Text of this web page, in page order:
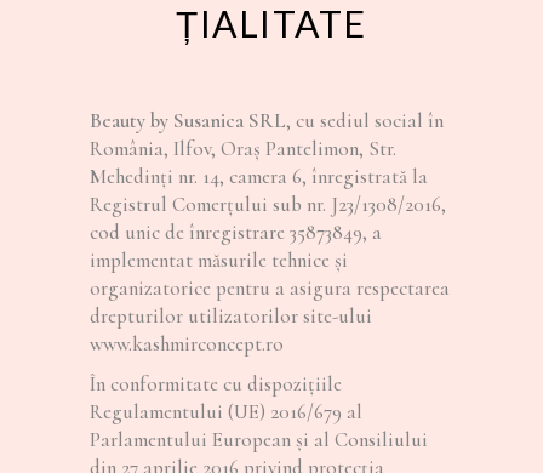
ȚIALITATE
Beauty by Susanica SRL, cu sediul social în
România, Ilfov, Oraș Pantelimon, Str.
Mehedinți nr. 14, camera 6, înregistrată la
Registrul Comerţului sub nr. J23/1308/2016,
cod unic de înregistrare 35873849, a
implementat măsurile tehnice şi
organizatorice pentru a asigura respectarea
drepturilor utilizatorilor site-ului
www.kashmirconcept.ro
În conformitate cu dispoziţiile
Regulamentului (UE) 2016/679 al
Parlamentului European şi al Consiliului
din 27 aprilie 2016 privind protecţia